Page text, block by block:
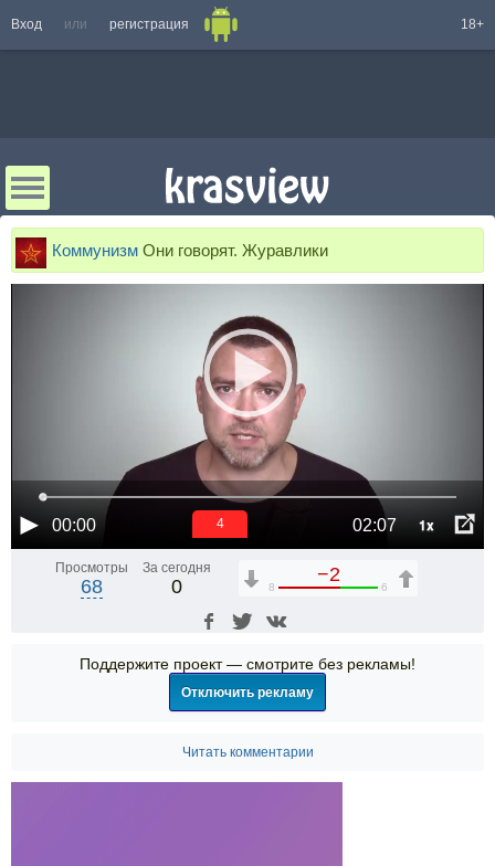
Вход или регистрация 18+
Коммунизм Они говорят. Журавлики
00:00 02:07 1x
3
Просмотры
68
За сегодня
0
−2
8 6
Поддержите проект — смотрите без рекламы!
Отключить рекламу
Читать комментарии